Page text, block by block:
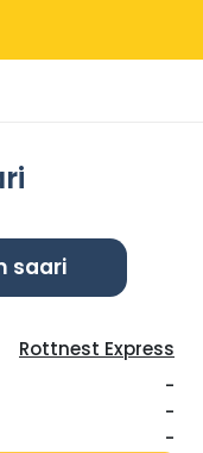
saari
Rottnest Express
-
-
-